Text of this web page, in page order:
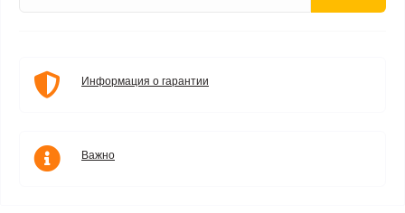
Информация о гарантии
Важно